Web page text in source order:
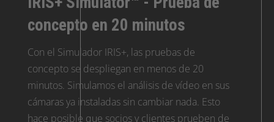
concepto en 20 minutos
Con el Simulador IRIS+, las pruebas de
concepto se despliegan en menos de 20
minutos. Simulamos el análisis de vídeo en sus
cámaras ya instaladas sin cambiar nada. Esto
hace posible que socios y clientes prueben de